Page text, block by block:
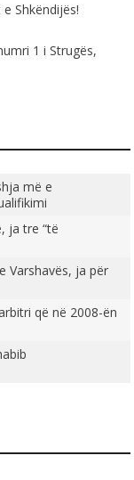
Shkëndijës!
1 i Strugës,
më e
ja tre “të
Varshavës, ja për
që në 2008-ën